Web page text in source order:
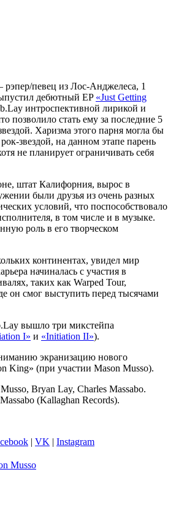
певец из Лос-Анджелеса, 1
дебютный EP «Just Getting
интроспективной лирикой и
позволило стать ему за последние 5
Харизма этого парня могла бы
звездой, на данном этапе парень
не планирует ограничивать себя
штат Калифорния, вырос в
были друзья из очень разных
условий, что поспособствовало
в том числе и в музыке.
роль в его творческом
континентах, увидел мир
начиналась с участия в
таких как Warped Tour,
он смог выступить перед тысячами
вышло три микстейпа
I» и «Initiation II»).
экранизацию нового
King» (при участии Mason Musso).
Bryan Lay, Charles Massabo.
(Kallaghan Records).
| VK | Instagram
Musso